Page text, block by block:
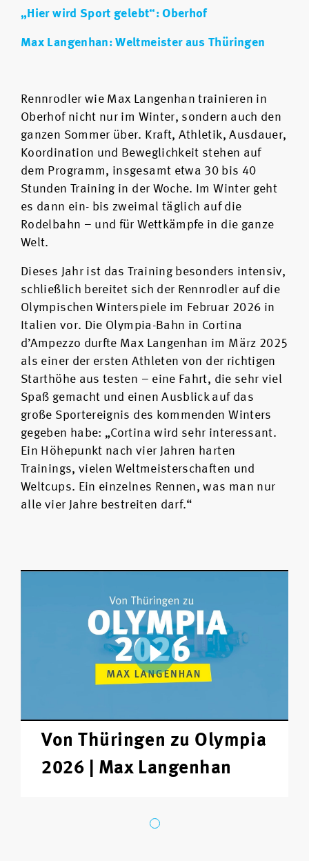
„Hier wird Sport gelebt“: Oberhof
Max Langenhan: Weltmeister aus Thüringen
Rennrodler wie Max Langenhan trainieren in
Oberhof nicht nur im Winter, sondern auch den
ganzen Sommer über. Kraft, Athletik, Ausdauer,
Koordination und Beweglichkeit stehen auf
dem Programm, insgesamt etwa 30 bis 40
Stunden Training in der Woche. Im Winter geht
es dann ein- bis zweimal täglich auf die
Rodelbahn – und für Wettkämpfe in die ganze
Welt.
Dieses Jahr ist das Training besonders intensiv,
schließlich bereitet sich der Rennrodler auf die
Olympischen Winterspiele im Februar 2026 in
Italien vor. Die Olympia-Bahn in Cortina
d’Ampezzo durfte Max Langenhan im März 2025
als einer der ersten Athleten von der richtigen
Starthöhe aus testen – eine Fahrt, die sehr viel
Spaß gemacht und einen Ausblick auf das
große Sportereignis des kommenden Winters
gegeben habe: „Cortina wird sehr interessant.
Ein Höhepunkt nach vier Jahren harten
Trainings, vielen Weltmeisterschaften und
Weltcups. Ein einzelnes Rennen, was man nur
alle vier Jahre bestreiten darf.“
Von Thüringen zu Olympia
2026 | Max Langenhan